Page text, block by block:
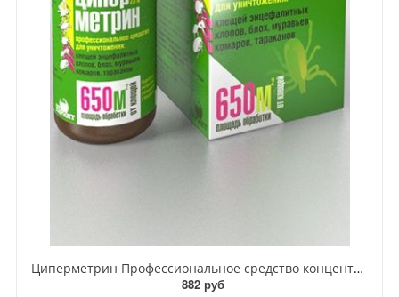
Циперметрин Профессиональное средство концентрат эмульсии 25% для уничтожения тараканов, мух,комаров, блох, клопов, муравьев, ос 50 мл
882 руб